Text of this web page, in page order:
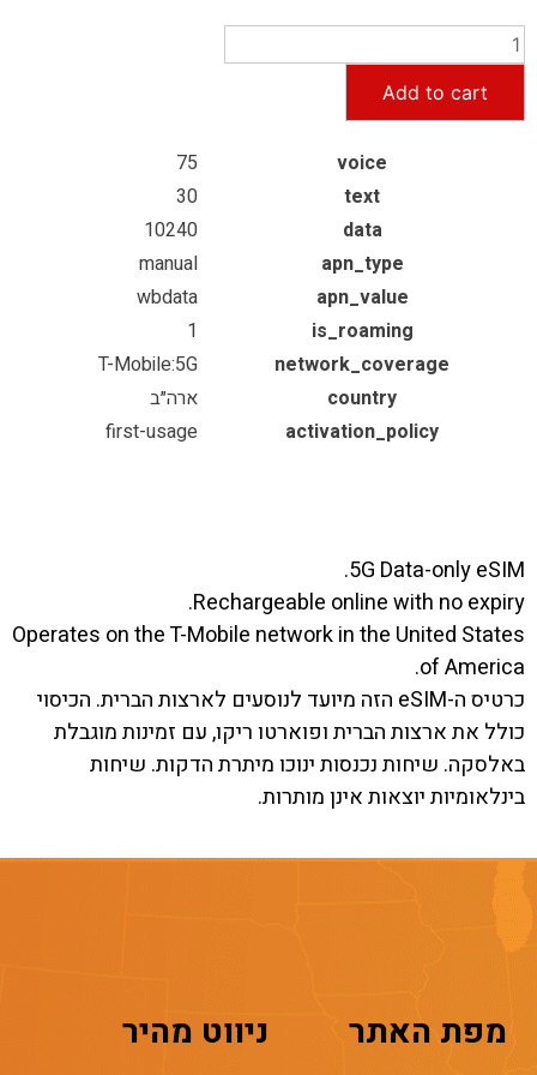
Add to cart
voice
75
text
30
data
10240
apn_type
manual
apn_value
wbdata
is_roaming
1
network_coverage
T-Mobile:5G
country
ארה״ב
activation_policy
first-usage
5G Data-only eSIM.
Rechargeable online with no expiry.
Operates on the T-Mobile network in the United States
of America.
כרטיס ה-eSIM הזה מיועד לנוסעים לארצות הברית. הכיסוי
כולל את ארצות הברית ופוארטו ריקו, עם זמינות מוגבלת
באלסקה. שיחות נכנסות ינוכו מיתרת הדקות. שיחות
בינלאומיות יוצאות אינן מותרות.
מפת האתר ניווט מהיר